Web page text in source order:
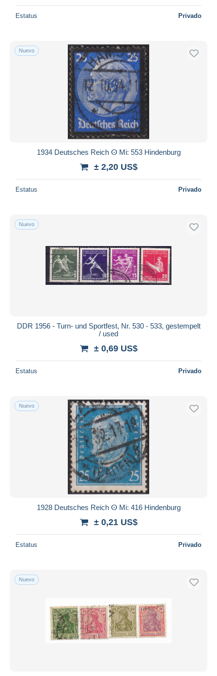
Estatus Privado
Nuevo
1934 Deutsches Reich ⵙ Mi: 553 Hindenburg
± 2,20 US$
Estatus Privado
Nuevo
DDR 1956 - Turn- und Sportfest, Nr. 530 - 533, gestempelt
/ used
± 0,69 US$
Estatus Privado
Nuevo
1928 Deutsches Reich ⵙ Mi: 416 Hindenburg
± 0,21 US$
Estatus Privado
Nuevo